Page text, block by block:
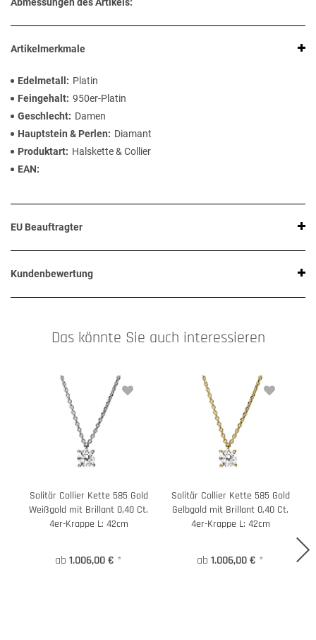
Abmessungen des Artikels:
Artikelmerkmale
Edelmetall
Platin
Feingehalt 950er-Platin
Geschlecht
Damen
Hauptstein & Perlen
Diamant
Produktart
Halskette & Collier
EAN
EU Beauftragter
Kundenbewertung
Das könnte Sie auch interessieren
Solitär Collier Kette 585 Gold
Weißgold mit Brillant 0,40 Ct.
4er-Krappe L: 42cm
ab 1.006,00 € *
Solitär Collier Kette 585 Gold
Gelbgold mit Brillant 0,40 Ct.
4er-Krappe L: 42cm
ab 1.006,00 € *